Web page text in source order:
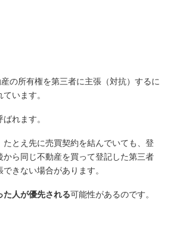
の所有権を第三者に主張（対抗）するに
います。
ばれます。
とえ先に売買契約を結んでいても、登
ら同じ不動産を買って登記した第三者
きない場合があります。
た人が優先される可能性があるのです。